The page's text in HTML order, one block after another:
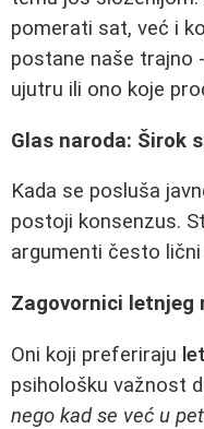
pomerati sat, već i
postane naše trajno
ujutru ili ono koje
Glas naroda: Širok
Kada se posluša
postoji konsenzus.
argumenti često
Zagovornici letnjeg
Oni koji preferiraju
psihološku važnost
nego kad se već u